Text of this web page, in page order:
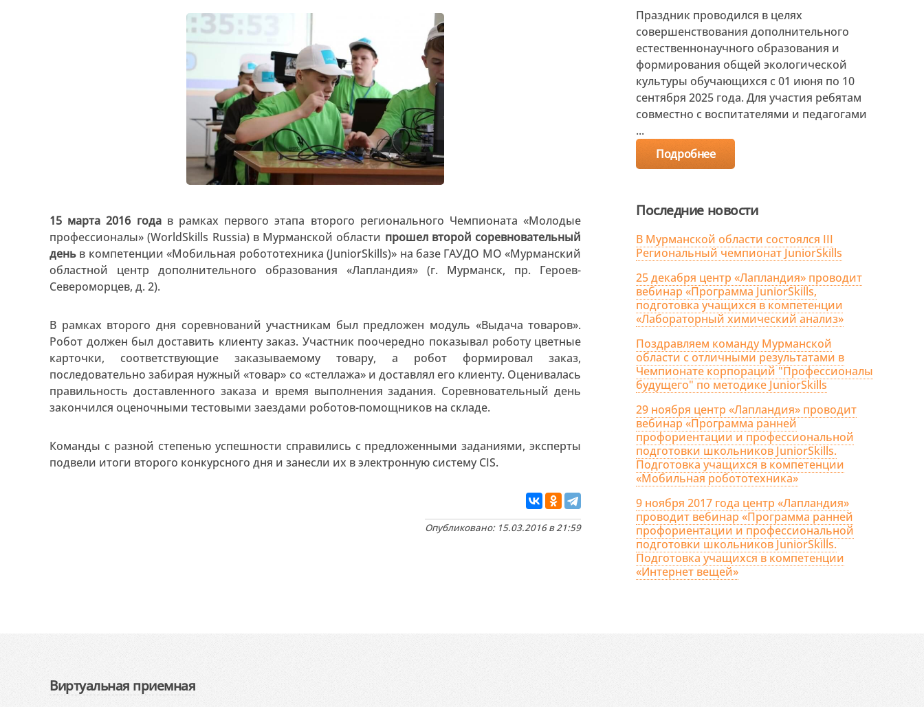
15 марта 2016 годав рамках первого этапа второго регионального Чемпионата «Молодые
профессионалы» (WorldSkills Russia) в Мурманской области прошел второй соревновательный
день в компетенции «Мобильная робототехника (JuniorSkills)» на базе ГАУДО МО «Мурманский
областной центр дополнительного образования «Лапландия» (г. Мурманск, пр. Героев-
Североморцев, д. 2).
В рамках второго дня соревнований участникам был предложен модуль «Выдача товаров».
Робот должен был доставить клиенту заказ. Участник поочередно показывал роботу цветные
карточки, соответствующие заказываемому товару, а робот формировал заказ,
последовательно забирая нужный «товар» со «стеллажа» и доставлял его клиенту. Оценивалась
правильность доставленного заказа и время выполнения задания. Соревновательный день
закончился оценочными тестовыми заездами роботов-помощников на складе.
Команды с разной степенью успешности справились с предложенными заданиями, эксперты
подвели итоги второго конкурсного дня и занесли их в электронную систему CIS.
Опубликовано: 15.03.2016 в 21:59
Праздник проводился в целях
совершенствования дополнительного
естественнонаучного образования и
формирования общей экологической
культуры обучающихся с 01 июня по 10
сентября 2025 года. Для участия ребятам
совместно с воспитателями и педагогами
...
Подробнее
Последние новости
В Мурманской области состоялся III
Региональный чемпионат JuniorSkills
25 декабря центр «Лапландия» проводит
вебинар «Программа JuniorSkills,
подготовка учащихся в компетенции
«Лабораторный химический анализ»
Поздравляем команду Мурманской
области с отличными результатами в
Чемпионате корпораций "Профессионалы
будущего" по методике JuniorSkills
29 ноября центр «Лапландия» проводит
вебинар «Программа ранней
профориентации и профессиональной
подготовки школьников JuniorSkills.
Подготовка учащихся в компетенции
«Мобильная робототехника»
9 ноября 2017 года центр «Лапландия»
проводит вебинар «Программа ранней
профориентации и профессиональной
подготовки школьников JuniorSkills.
Подготовка учащихся в компетенции
«Интернет вещей»
Виртуальная приемная